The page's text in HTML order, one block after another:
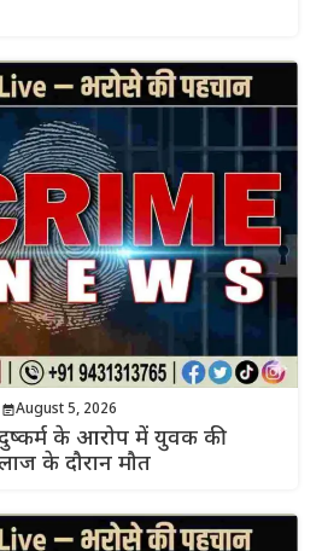
August 5, 2026
के आरोप में युवक की
के दौरान मौत